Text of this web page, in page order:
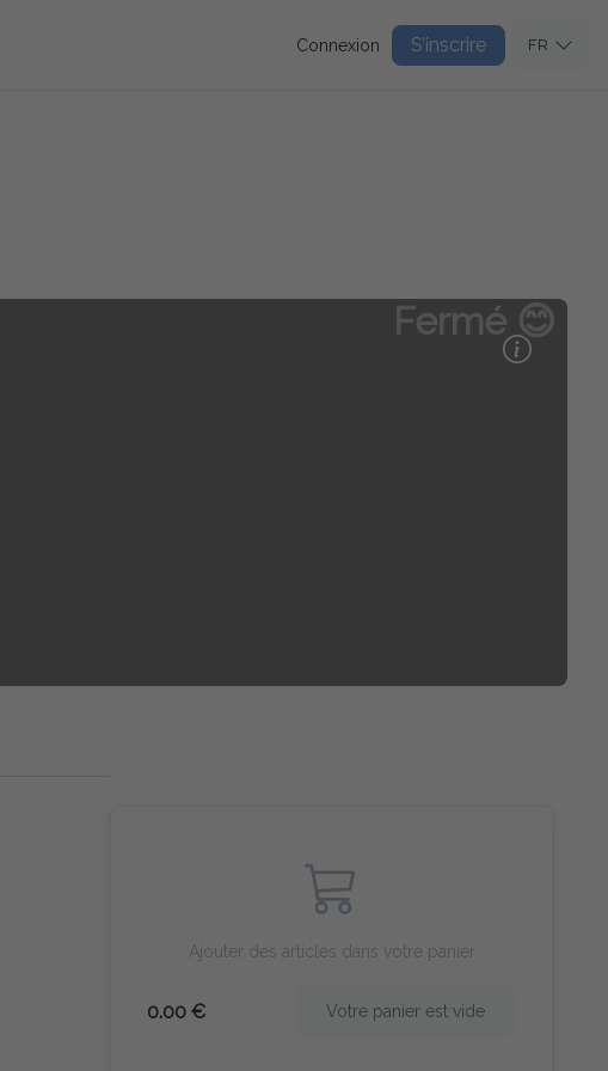
Connexion S’inscrire FR
Fermé 😊
Ajouter des articles dans votre panier
0.00 € Votre panier est vide